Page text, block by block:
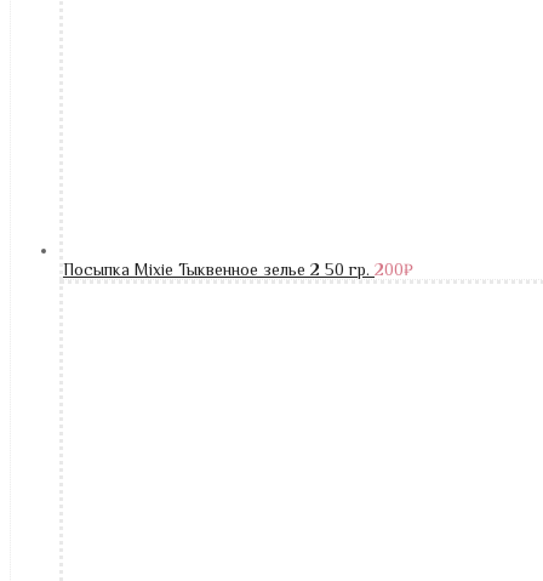
Посыпка Mixie Тыквенное зелье 2 50 гр. 200₽